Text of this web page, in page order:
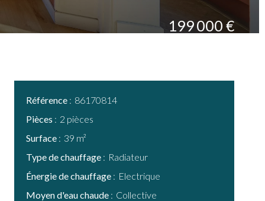
199 000 €
Référence
86170814
Pièces
2 pièces
Surface
39 m²
Type de chauffage
Radiateur
Énergie de chauffage
Electrique
Moyen d'eau chaude
Collective